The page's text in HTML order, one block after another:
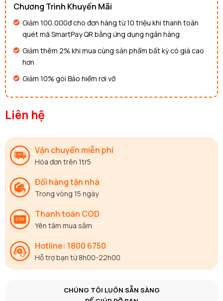
Chương Trình Khuyến Mãi
Giảm 100,000đ cho đơn hàng từ 10 triệu khi thanh toán
quét mã SmartPay QR bằng ứng dụng ngân hàng
Giảm thêm 2% khi mua cùng sản phẩm bất kỳ có giá cao
hơn
Giảm 10% gói Bảo hiểm rơi vỡ
Liên hệ
Vận chuyển miễn phí
Hóa đơn trên 1tr5
Đổi hàng tận nhà
Trong vòng 15 ngày
Thanh toán COD
Yên tâm mua sắm
Hotline: 1800 6750
Hỗ trợ bạn từ 8h00-22h00
CHÚNG TÔI LUÔN SẴN SÀNG